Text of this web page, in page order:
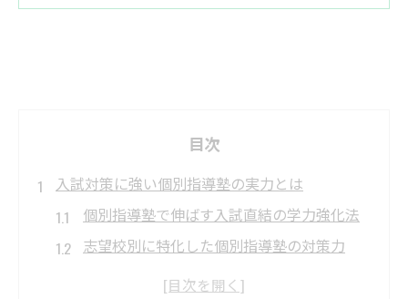
目次
入試対策に強い個別指導塾の実力とは
個別指導塾で伸ばす入試直結の学力強化法
志望校別に特化した個別指導塾の対策力
個別指導塾の充実自習室と受験成功の関係